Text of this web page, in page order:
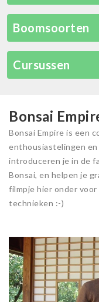
Boomsoorten
Cursussen
Bonsai
Bonsai Empire is een
enthousiastelingen
introduceren je in de
Bonsai, en helpen je
filmpje hier onder
technieken :-)